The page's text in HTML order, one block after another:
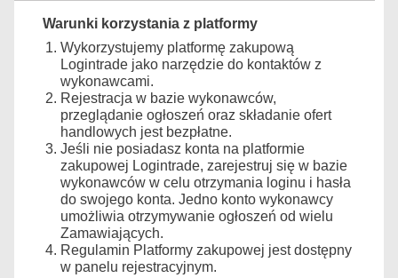
Warunki korzystania z platformy
Wykorzystujemy platformę zakupową
Logintrade jako narzędzie do kontaktów z
wykonawcami.
Rejestracja w bazie wykonawców,
przeglądanie ogłoszeń oraz składanie ofert
handlowych jest bezpłatne.
Jeśli nie posiadasz konta na platformie
zakupowej Logintrade, zarejestruj się w bazie
wykonawców w celu otrzymania loginu i hasła
do swojego konta. Jedno konto wykonawcy
umożliwia otrzymywanie ogłoszeń od wielu
Zamawiających.
Regulamin Platformy zakupowej jest dostępny
w panelu rejestracyjnym.